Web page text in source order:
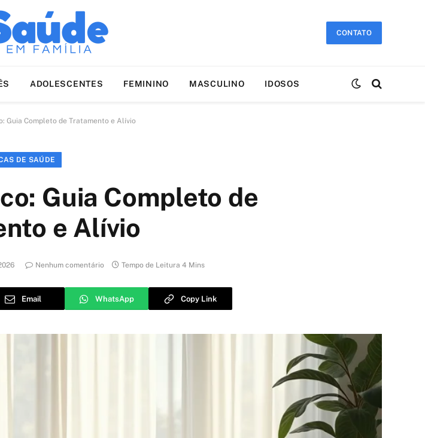
CONTATO
ADOLESCENTES FEMININO MASCULINO IDOSOS
Guia Completo de Tratamento e Alívio
DE SAÚDE
Guia Completo de
e Alívio
Nenhum comentário Tempo de Leitura 4 Mins
Email WhatsApp Copy Link